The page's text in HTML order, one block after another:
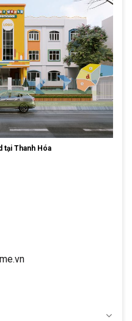
tại Thanh Hóa